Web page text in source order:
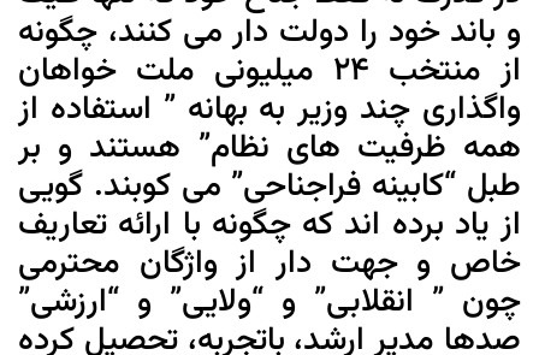
و باند خود را دولت دار می کنند، چگونه
از منتخب 24 میلیونی ملت خواهان
واگذاری چند وزیر به بهانه ” استفاده از
همه ظرفیت های نظام” هستند و بر
طبل “کابینه فراجناحی” می کوبند. گویی
از یاد برده اند که چگونه با ارائه تعاریف
خاص و جهت دار از واژگان محترمی
چون ” انقلابی” و “ولایی” و “ارزشی”
صدها مدیر ارشد، باتجربه، تحصیل کرده